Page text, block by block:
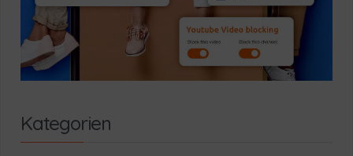
Kategorien